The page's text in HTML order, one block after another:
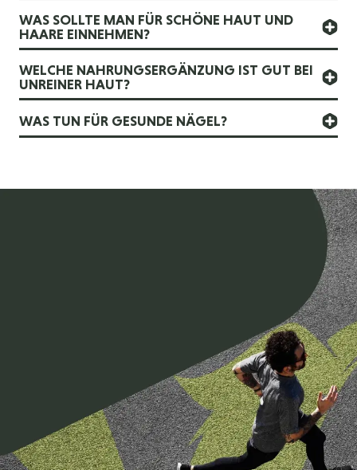
WAS SOLLTE MAN FÜR SCHÖNE HAUT UND
HAARE EINNEHMEN?
WELCHE NAHRUNGSERGÄNZUNG IST GUT BEI
UNREINER HAUT?
WAS TUN FÜR GESUNDE NÄGEL?